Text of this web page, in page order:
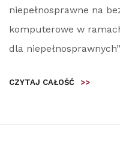
niepełnosprawne na
komputerowe w
dla
CZYTAJ CAŁOŚĆ >>